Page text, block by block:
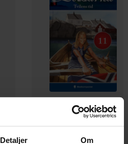
Detaljer Om
119,-
Tvilens tid